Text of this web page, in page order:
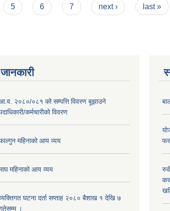
5 6 7 next › last »
जानकारी
२०८०/०८१ को सम्पत्ति विवरण बूझाउने
कर्मचारीको विवरण
महिनाको आय व्यय
महिनाको आय व्यय
घटना दर्ता सप्ताह २०८० बैशाख १ देखि ७
।